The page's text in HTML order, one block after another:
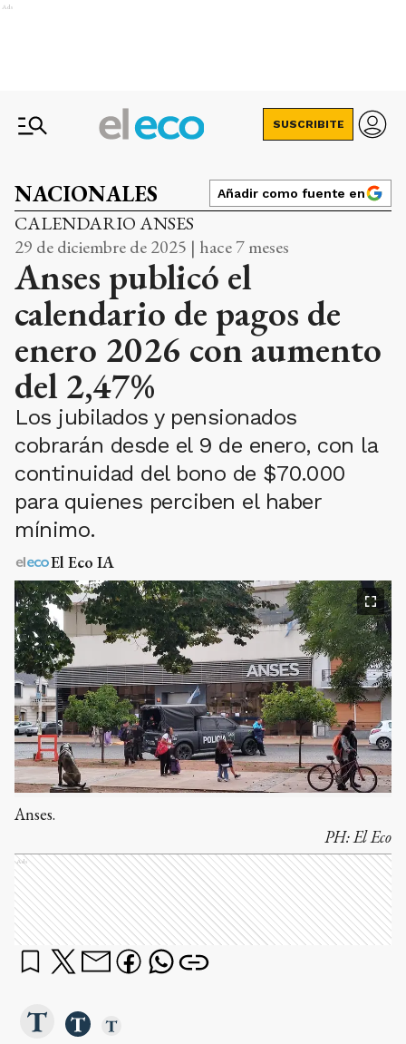
Ads
SUSCRIBITE
NACIONALES Añadir como fuente en
CALENDARIO ANSES
29 de diciembre de 2025 | hace 7 meses
Anses publicó el
calendario de pagos de
enero 2026 con aumento
del 2,47%
Los jubilados y pensionados
cobrarán desde el 9 de enero, con la
continuidad del bono de $70.000
para quienes perciben el haber
mínimo.
El Eco IA
Anses.
PH:El Eco
Ads